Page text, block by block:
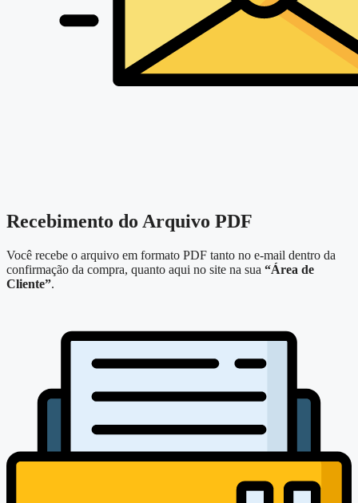
Recebimento do Arquivo PDF
Você recebe o arquivo em formato PDF tanto no e-mail dentro da
confirmação da compra, quanto aqui no site na sua “Área de
Cliente”.